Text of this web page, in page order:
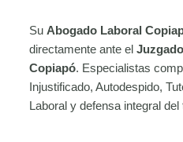
Su Abogado Laboral
directamente ante el
Copiapó. Especialistas
Injustificado, Autodespido,
Laboral y defensa integral del